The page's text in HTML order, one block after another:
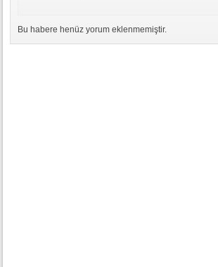
Bu habere henüz yorum eklenmemiştir.